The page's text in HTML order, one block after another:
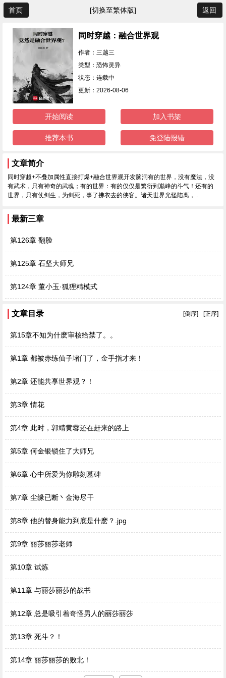
首页 [切换至繁体版] 返回
同时穿越：融合世界观
作者：三越三
类型：恐怖灵异
状态：连载中
更新：2026-08-06
开始阅读 加入书架
推荐本书 免登陆报错
文章简介
同时穿越+不叠加属性直接打爆+融合世界观开发脑洞有的世界，没有魔法，没
有武术，只有神奇的武魂；有的世界：有的仅仅是繁衍到巅峰的斗气！还有的
世界，只有仗剑生，为剑死，事了拂衣去的侠客。诸天世界光怪陆离，..
最新三章
第126章 翻脸
第125章 石坚大师兄
第124章 董小玉·狐狸精模式
文章目录 [正序]
[倒序]
第15章不知为什麽审核给禁了。。
第1章 都被赤练仙子堵门了，金手指才来！
第2章 还能共享世界观？！
第3章 情花
第4章 此时，郭靖黄蓉还在赶来的路上
第5章 何金银锁住了大师兄
第6章 心中所爱为你雕刻墓碑
第7章 尘缘已断丶金海尽干
第8章 他的替身能力到底是什麽？.jpg
第9章 丽莎丽莎老师
第10章 试炼
第11章 与丽莎丽莎的战书
第12章 总是吸引着奇怪男人的丽莎丽莎
第13章 死斗？！
第14章 丽莎丽莎的败北！